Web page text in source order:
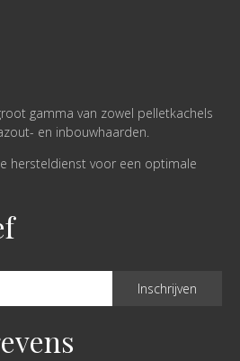
gamma van zowel pelletkachels
en inbouwhaarden.
hersteldienst voor een optimale